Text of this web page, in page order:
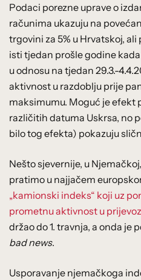
Podaci porezne uprave o
računima ukazuju na
trgovini za 5% u Hrvatskoj, ali
isti tjedan prošle godine
u odnosu na tjedan 29.3.-
aktivnost u razdoblju prije
maksimumu. Moguć je efekt
različitih datuma Uskrsa, no
bilo tog efekta) pokazuju
Nešto sjevernije, u
pratimo u najjačem
„kamionski indeks“ koji uz
prometnu aktivnost u
držao do 1. travnja, a onda je
bad news.
Usporavanje njemačkoga